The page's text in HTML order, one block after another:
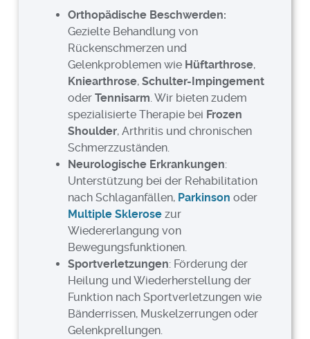
Orthopädische Beschwerden:
Gezielte Behandlung von
Rückenschmerzen und
Gelenkproblemen wie Hüftarthrose,
Kniearthrose,Schulter-Impingement
oderTennisarm . Wir bieten zudem
spezialisierte Therapie bei Frozen
Shoulder, Arthritis und chronischen
Schmerzzuständen.
Neurologische Erkrankungen:
Unterstützung bei der Rehabilitation
nach Schlaganfällen, Parkinson oder
Multiple Sklerose zur
Wiedererlangung von
Bewegungsfunktionen.
Sportverletzungen: Förderung der
Heilung und Wiederherstellung der
Funktion nach Sportverletzungen wie
Bänderrissen, Muskelzerrungen oder
Gelenkprellungen.